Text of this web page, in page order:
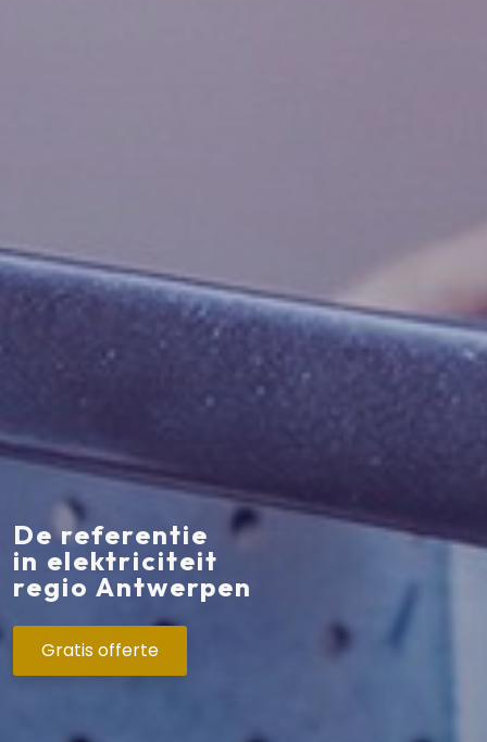
De referentie
in elektriciteit
regio Antwerpen
Gratis offerte